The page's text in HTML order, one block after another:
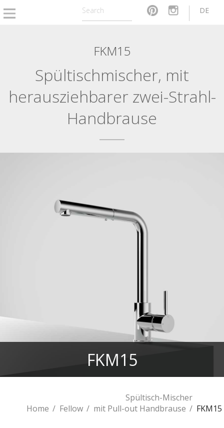
DE
FKM15
Spültischmischer, mit
herausziehbarer zwei-Strahl-
Handbrause
FKM15
Home Fellow
Spültisch-Mischer
mit Pull-out Handbrause
FKM15